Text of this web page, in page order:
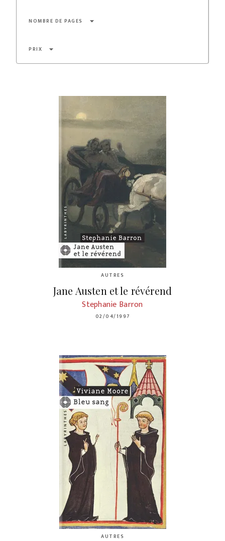
NOMBRE DE PAGES arrow_drop_down
PRIX arrow_drop_down
AUTRES
Jane Austen et le révérend
Stephanie Barron
02/04/1997
AUTRES